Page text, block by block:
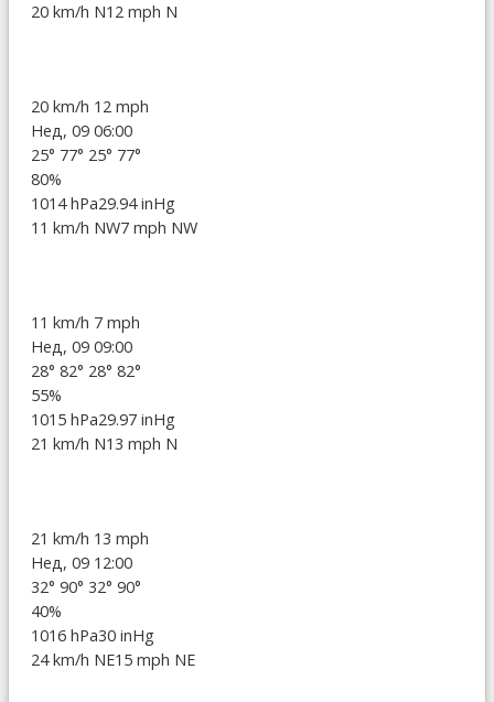
20 km/h N12 mph N
20 km/h 12 mph
Нед, 09 06:00
25° 77° 25° 77°
80%
1014 hPa29.94 inHg
11 km/h NW7 mph NW
11 km/h 7 mph
Нед, 09 09:00
28° 82° 28° 82°
55%
1015 hPa29.97 inHg
21 km/h N13 mph N
21 km/h 13 mph
Нед, 09 12:00
32° 90° 32° 90°
40%
1016 hPa30 inHg
24 km/h NE15 mph NE